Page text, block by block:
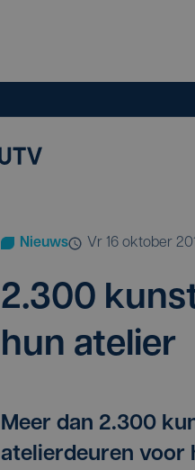
Nieuws vr 16 oktober
2.300
hun atelier
Meer dan 2.300
atelierdeuren voor